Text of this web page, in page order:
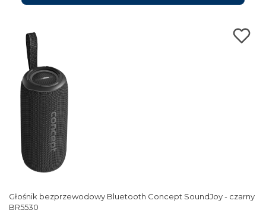
Głośnik bezprzewodowy Bluetooth Concept SoundJoy - czarny
BR5530